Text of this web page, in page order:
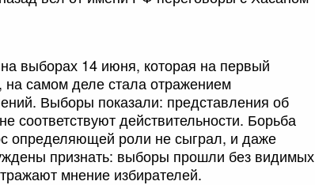
выборах 14 июня, которая на первый
на самом деле стала отражением
Выборы показали: представления об
соответствуют действительности. Борьба
определяющей роли не сыграл, и даже
признать: выборы прошли без видимых
мнение избирателей.